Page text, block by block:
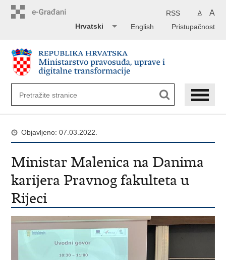
A A
RSS
Pristupačnost
English
Hrvatski
Objavljeno: 07.03.2022.
Ministar Malenica na Danima
karijera Pravnog fakulteta u
Rijeci